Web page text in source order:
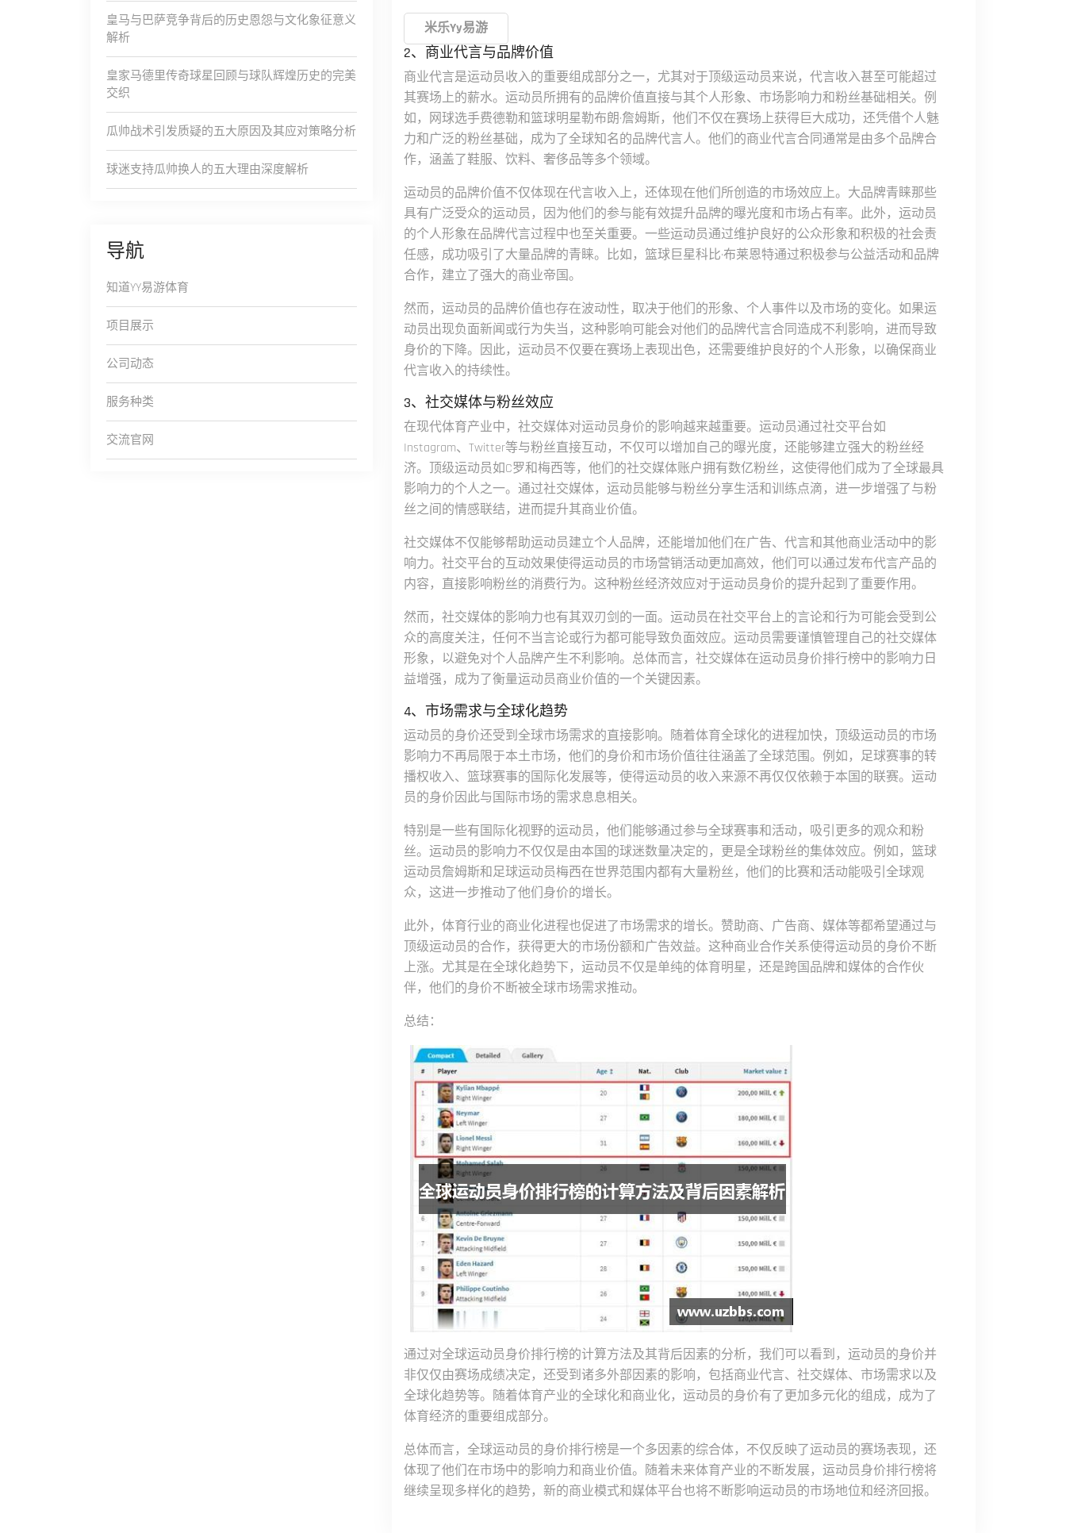
皇马与巴萨竞争背后的历史恩怨与文化象征意义
解析
皇家马德里传奇球星回顾与球队辉煌历史的完美
交织
瓜帅战术引发质疑的五大原因及其应对策略分析
球迷支持瓜帅换人的五大理由深度解析
导航
知道YY易游体育
项目展示
公司动态
服务种类
交流官网
米乐yy易游
2、商业代言与品牌价值
商业代言是运动员收入的重要组成部分之一，尤其对于顶级运动员来说，代言收入甚至可能超过
其赛场上的薪水。运动员所拥有的品牌价值直接与其个人形象、市场影响力和粉丝基础相关。例
如，网球选手费德勒和篮球明星勒布朗·詹姆斯，他们不仅在赛场上获得巨大成功，还凭借个人魅
力和广泛的粉丝基础，成为了全球知名的品牌代言人。他们的商业代言合同通常是由多个品牌合
作，涵盖了鞋服、饮料、奢侈品等多个领域。
运动员的品牌价值不仅体现在代言收入上，还体现在他们所创造的市场效应上。大品牌青睐那些
具有广泛受众的运动员，因为他们的参与能有效提升品牌的曝光度和市场占有率。此外，运动员
的个人形象在品牌代言过程中也至关重要。一些运动员通过维护良好的公众形象和积极的社会责
任感，成功吸引了大量品牌的青睐。比如，篮球巨星科比·布莱恩特通过积极参与公益活动和品牌
合作，建立了强大的商业帝国。
然而，运动员的品牌价值也存在波动性，取决于他们的形象、个人事件以及市场的变化。如果运
动员出现负面新闻或行为失当，这种影响可能会对他们的品牌代言合同造成不利影响，进而导致
身价的下降。因此，运动员不仅要在赛场上表现出色，还需要维护良好的个人形象，以确保商业
代言收入的持续性。
3、社交媒体与粉丝效应
在现代体育产业中，社交媒体对运动员身价的影响越来越重要。运动员通过社交平台如
Instagram、Twitter等与粉丝直接互动，不仅可以增加自己的曝光度，还能够建立强大的粉丝经
济。顶级运动员如C罗和梅西等，他们的社交媒体账户拥有数亿粉丝，这使得他们成为了全球最具
影响力的个人之一。通过社交媒体，运动员能够与粉丝分享生活和训练点滴，进一步增强了与粉
丝之间的情感联结，进而提升其商业价值。
社交媒体不仅能够帮助运动员建立个人品牌，还能增加他们在广告、代言和其他商业活动中的影
响力。社交平台的互动效果使得运动员的市场营销活动更加高效，他们可以通过发布代言产品的
内容，直接影响粉丝的消费行为。这种粉丝经济效应对于运动员身价的提升起到了重要作用。
然而，社交媒体的影响力也有其双刃剑的一面。运动员在社交平台上的言论和行为可能会受到公
众的高度关注，任何不当言论或行为都可能导致负面效应。运动员需要谨慎管理自己的社交媒体
形象，以避免对个人品牌产生不利影响。总体而言，社交媒体在运动员身价排行榜中的影响力日
益增强，成为了衡量运动员商业价值的一个关键因素。
4、市场需求与全球化趋势
运动员的身价还受到全球市场需求的直接影响。随着体育全球化的进程加快，顶级运动员的市场
影响力不再局限于本土市场，他们的身价和市场价值往往涵盖了全球范围。例如，足球赛事的转
播权收入、篮球赛事的国际化发展等，使得运动员的收入来源不再仅仅依赖于本国的联赛。运动
员的身价因此与国际市场的需求息息相关。
特别是一些有国际化视野的运动员，他们能够通过参与全球赛事和活动，吸引更多的观众和粉
丝。运动员的影响力不仅仅是由本国的球迷数量决定的，更是全球粉丝的集体效应。例如，篮球
运动员詹姆斯和足球运动员梅西在世界范围内都有大量粉丝，他们的比赛和活动能吸引全球观
众，这进一步推动了他们身价的增长。
此外，体育行业的商业化进程也促进了市场需求的增长。赞助商、广告商、媒体等都希望通过与
顶级运动员的合作，获得更大的市场份额和广告效益。这种商业合作关系使得运动员的身价不断
上涨。尤其是在全球化趋势下，运动员不仅是单纯的体育明星，还是跨国品牌和媒体的合作伙
伴，他们的身价不断被全球市场需求推动。
总结：
通过对全球运动员身价排行榜的计算方法及其背后因素的分析，我们可以看到，运动员的身价并
非仅仅由赛场成绩决定，还受到诸多外部因素的影响，包括商业代言、社交媒体、市场需求以及
全球化趋势等。随着体育产业的全球化和商业化，运动员的身价有了更加多元化的组成，成为了
体育经济的重要组成部分。
总体而言，全球运动员的身价排行榜是一个多因素的综合体，不仅反映了运动员的赛场表现，还
体现了他们在市场中的影响力和商业价值。随着未来体育产业的不断发展，运动员身价排行榜将
继续呈现多样化的趋势，新的商业模式和媒体平台也将不断影响运动员的市场地位和经济回报。